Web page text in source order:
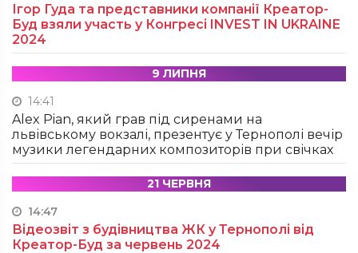
Ігор Гуда та представники компанії Креатор-
Буд взяли участь у Конгресі INVEST IN UKRAINE
2024
9 ЛИПНЯ
14:41
Alex Pian, який грав під сиренами на
львівському вокзалі, презентує у Тернополі вечір
музики легендарних композиторів при свічках
21 ЧЕРВНЯ
14:47
Відеозвіт з будівництва ЖК у Тернополі від
Креатор-Буд за червень 2024